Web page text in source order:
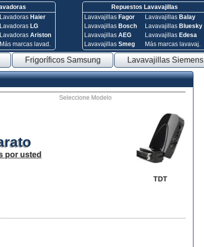
Lavadoras Haier
Lavadoras LG
Lavadoras Ariston
Más marcas lavad.
Repuestos Lavavajillas
Lavavajillas Fagor
Lavavajillas Bosch
Lavavajillas AEG
Lavavajillas Smeg
Lavavajillas Balay
Lavavajillas Bluesky
Lavavajillas Edesa
Más marcas lavavaj.
Frigoríficos Samsung Lavavajillas Siemens
Seleccione Modelo
TDT
por usted